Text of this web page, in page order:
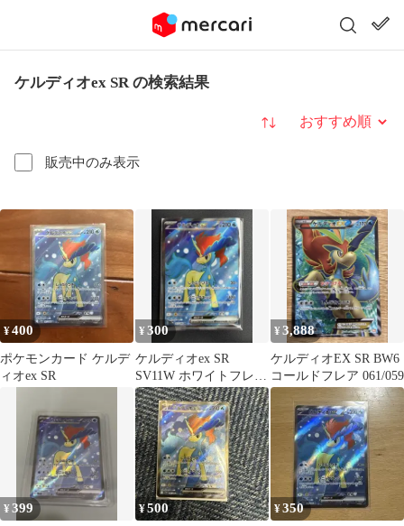
ケルディオex SR の検索結果
販売中のみ表示
並び替え
¥400
ポケモンカード ケルデ
ィオex SR
¥300
ケルディオex SR
SV11W ホワイトフレア
161/086
¥3,888
ケルディオEX SR BW6
コールドフレア 061/059
¥399 ¥500 ¥350